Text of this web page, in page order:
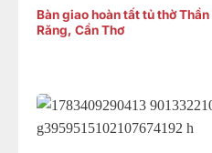
Bàn giao hoàn tất tủ thờ
Răng, Cần Thơ